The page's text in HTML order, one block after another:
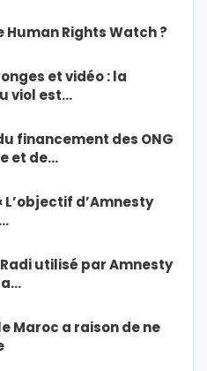
Human Rights Watch ?
et vidéo : la
viol est…
financement des ONG
et de…
d’Amnesty
utilisé par Amnesty
Maroc a raison de ne